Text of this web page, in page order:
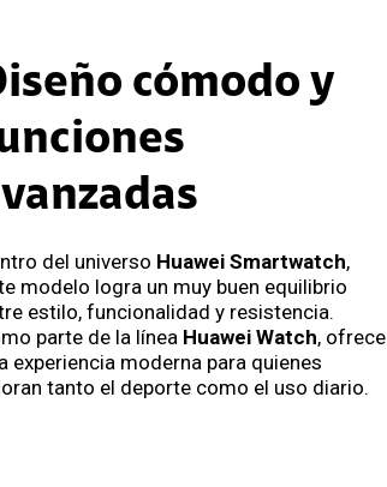
cómodo y
del universo Huawei Smartwatch,
modelo logra un muy buen equilibrio
estilo, funcionalidad y resistencia.
parte de la línea Huawei Watch, ofrece
experiencia moderna para quienes
tanto el deporte como el uso diario.